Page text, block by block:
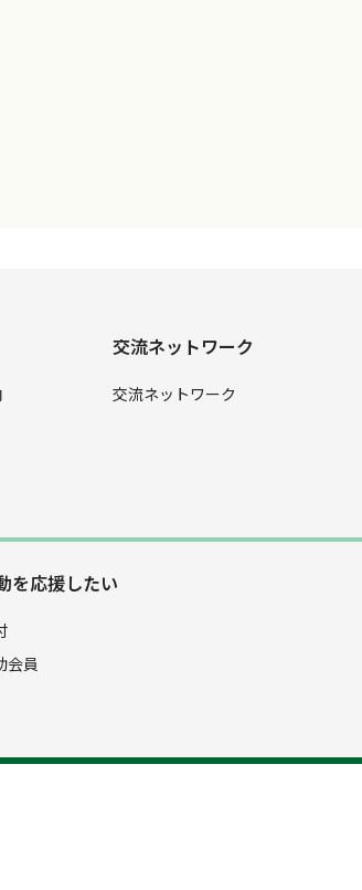
交流ネットワーク
交流ネットワーク
を応援したい
会員